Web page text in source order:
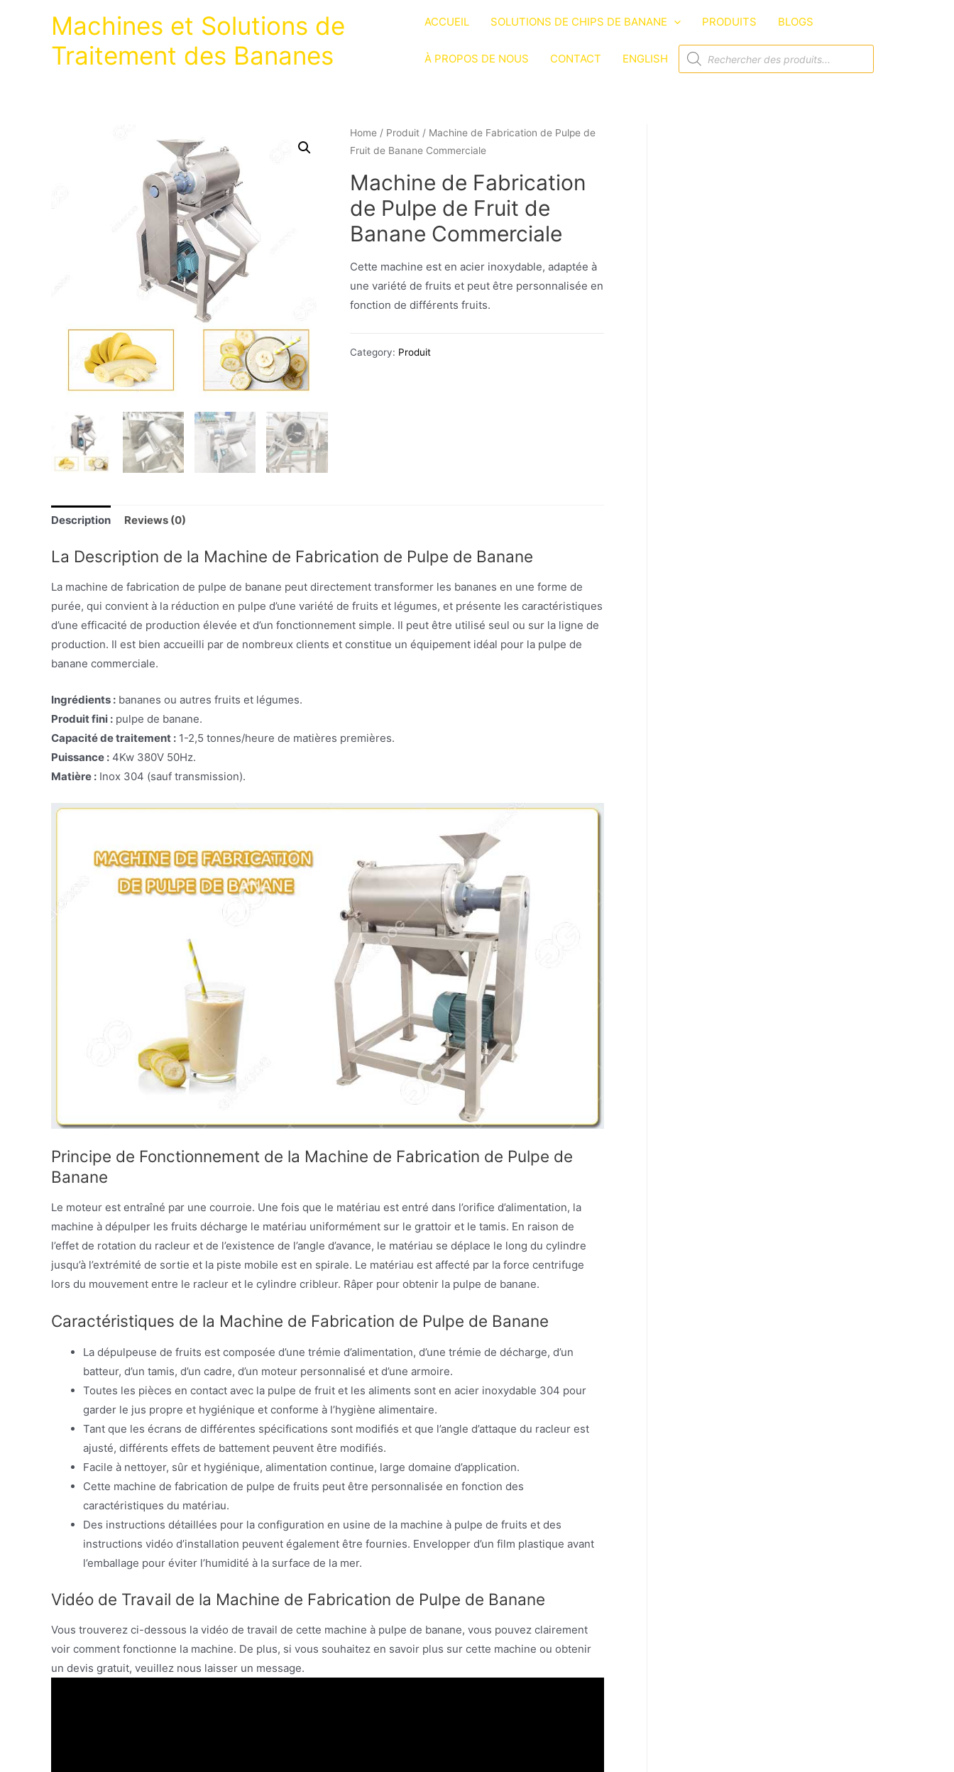
Machines et Solutions de
Traitement des Bananes
ACCUEIL SOLUTIONS DE CHIPS DE BANANE PRODUITS BLOGS
À PROPOS DE NOUS CONTACT ENGLISH
Home/ Produit / Machine de Fabrication de Pulpe de
Fruit de Banane Commerciale
Machine de Fabrication
de Pulpe de Fruit de
Banane Commerciale
Cette machine est en acier inoxydable, adaptée à
une variété de fruits et peut être personnalisée en
fonction de différents fruits.
Category: Produit
Description Reviews (0)
La Description de la Machine de Fabrication de Pulpe de Banane
La machine de fabrication de pulpe de banane peut directement transformer les bananes en une forme de
purée, qui convient à la réduction en pulpe d’une variété de fruits et légumes, et présente les caractéristiques
d’une efficacité de production élevée et d’un fonctionnement simple. Il peut être utilisé seul ou sur la ligne de
production. Il est bien accueilli par de nombreux clients et constitue un équipement idéal pour la pulpe de
banane commerciale.
Ingrédients : bananes ou autres fruits et légumes.
Produit fini : pulpe de banane.
Capacité de traitement : 1-2,5 tonnes/heure de matières premières.
Puissance : 4Kw 380V 50Hz.
Matière : Inox 304 (sauf transmission).
Principe de Fonctionnement de la Machine de Fabrication de Pulpe de
Banane
Le moteur est entraîné par une courroie. Une fois que le matériau est entré dans l’orifice d’alimentation, la
machine à dépulper les fruits décharge le matériau uniformément sur le grattoir et le tamis. En raison de
l’effet de rotation du racleur et de l’existence de l’angle d’avance, le matériau se déplace le long du cylindre
jusqu’à l’extrémité de sortie et la piste mobile est en spirale. Le matériau est affecté par la force centrifuge
lors du mouvement entre le racleur et le cylindre cribleur. Râper pour obtenir la pulpe de banane.
Caractéristiques de la Machine de Fabrication de Pulpe de Banane
La dépulpeuse de fruits est composée d’une trémie d’alimentation, d’une trémie de décharge, d’un
batteur, d’un tamis, d’un cadre, d’un moteur personnalisé et d’une armoire.
Toutes les pièces en contact avec la pulpe de fruit et les aliments sont en acier inoxydable 304 pour
garder le jus propre et hygiénique et conforme à l’hygiène alimentaire.
Tant que les écrans de différentes spécifications sont modifiés et que l’angle d’attaque du racleur est
ajusté, différents effets de battement peuvent être modifiés.
Facile à nettoyer, sûr et hygiénique, alimentation continue, large domaine d’application.
Cette machine de fabrication de pulpe de fruits peut être personnalisée en fonction des
caractéristiques du matériau.
Des instructions détaillées pour la configuration en usine de la machine à pulpe de fruits et des
instructions vidéo d’installation peuvent également être fournies. Envelopper d’un film plastique avant
l’emballage pour éviter l’humidité à la surface de la mer.
Vidéo de Travail de la Machine de Fabrication de Pulpe de Banane
Vous trouverez ci-dessous la vidéo de travail de cette machine à pulpe de banane, vous pouvez clairement
voir comment fonctionne la machine. De plus, si vous souhaitez en savoir plus sur cette machine ou obtenir
un devis gratuit, veuillez nous laisser un message.